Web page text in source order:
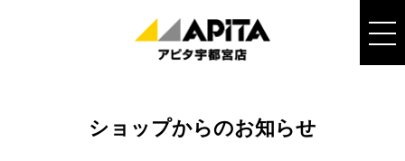
ショップからのお知らせ